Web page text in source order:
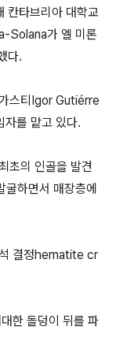
칸타브리아 대학교
Solana가 엘 미론
다.
스티Igor Gutiérre
를 맡고 있다.
초의 인골을 발견
하면서 매장층에
석 결정hematite cr
한 돌덩이 뒤를 파